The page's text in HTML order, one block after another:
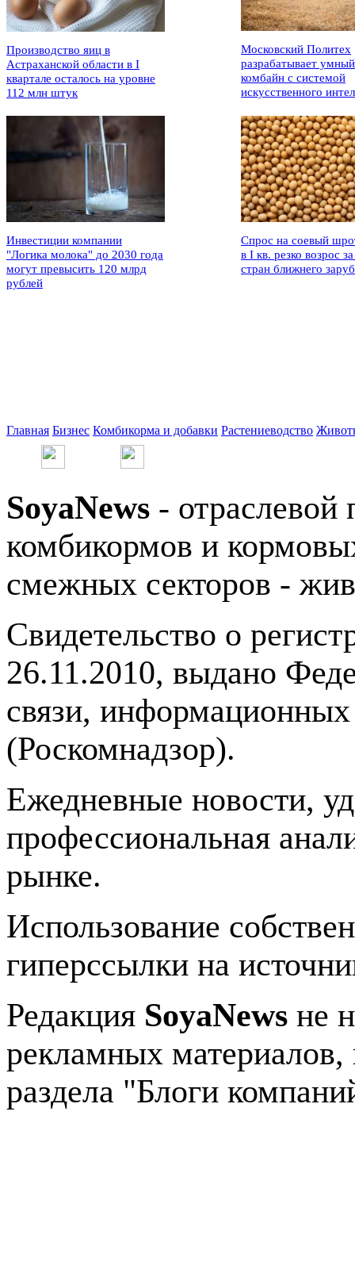
Производство яиц в
Астраханской области в I
квартале осталось на уровне
112 млн штук
Московский Политех
разрабатывает умный
комбайн с системой
искусственного
Инвестиции компании
"Логика молока" до 2030 года
могут превысить 120 млрд
рублей
Спрос на соевый
в I кв. резко возрос
стран ближнего
Главная Бизнес Комбикорма и добавки Растениеводство
SoyaNews - отраслевой
комбикормов и
смежных секторов -
Свидетельство о
26.11.2010, выдано
связи,
(Роскомнадзор).
Ежедневные новости,
профессиональная
рынке.
Использование
гиперссылки на
Редакция SoyaNews не
рекламных
раздела "Блоги